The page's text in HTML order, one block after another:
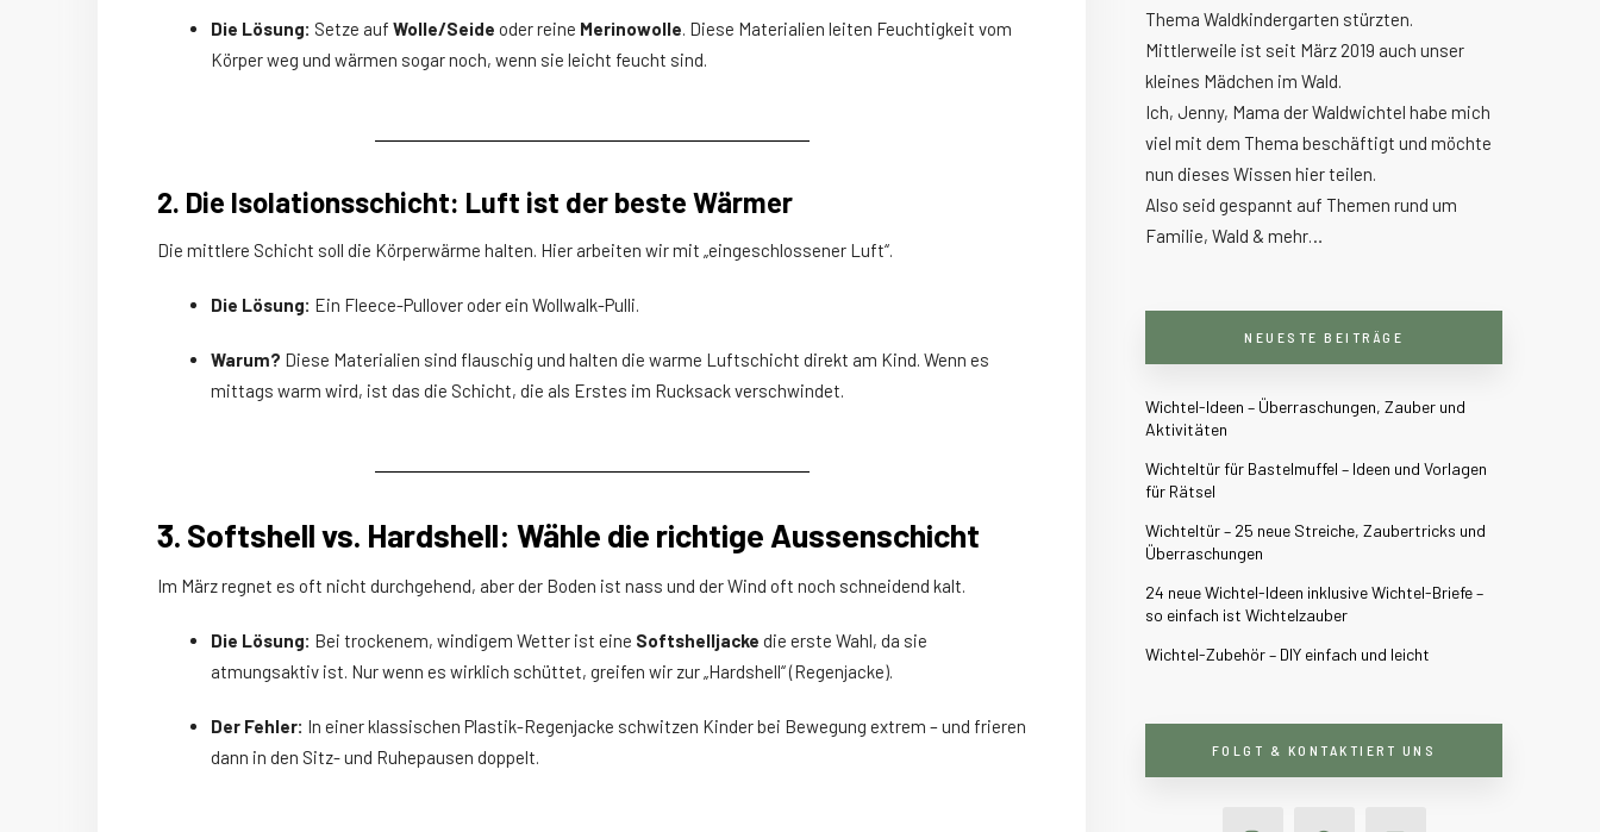
Die Lösung: Setze auf Wolle/Seide oder reine Merinowolle. Diese Materialien leiten Feuchtigkeit vom
Körper weg und wärmen sogar noch, wenn sie leicht feucht sind.
2. Die Isolationsschicht: Luft ist der beste Wärmer
Die mittlere Schicht soll die Körperwärme halten. Hier arbeiten wir mit „eingeschlossener Luft“.
Die Lösung: Ein Fleece-Pullover oder ein Wollwalk-Pulli.
Warum? Diese Materialien sind flauschig und halten die warme Luftschicht direkt am Kind. Wenn es
mittags warm wird, ist das die Schicht, die als Erstes im Rucksack verschwindet.
3. Softshell vs. Hardshell: Wähle die richtige Aussenschicht
Im März regnet es oft nicht durchgehend, aber der Boden ist nass und der Wind oft noch schneidend kalt.
Die Lösung: Bei trockenem, windigem Wetter ist eine Softshelljacke die erste Wahl, da sie
atmungsaktiv ist. Nur wenn es wirklich schüttet, greifen wir zur „Hardshell“ (Regenjacke).
Der Fehler: In einer klassischen Plastik-Regenjacke schwitzen Kinder bei Bewegung extrem – und frieren
dann in den Sitz- und Ruhepausen doppelt.
Thema Waldkindergarten stürzten.
Mittlerweile ist seit März 2019 auch unser
kleines Mädchen im Wald.
Ich, Jenny, Mama der Waldwichtel habe mich
viel mit dem Thema beschäftigt und möchte
nun dieses Wissen hier teilen.
Also seid gespannt auf Themen rund um
Familie, Wald & mehr…
NEUESTE BEITRÄGE
Wichtel-Ideen – Überraschungen, Zauber und
Aktivitäten
Wichteltür für Bastelmuffel – Ideen und Vorlagen
für Rätsel
Wichteltür – 25 neue Streiche, Zaubertricks und
Überraschungen
24 neue Wichtel-Ideen inklusive Wichtel-Briefe –
so einfach ist Wichtelzauber
Wichtel-Zubehör – DIY einfach und leicht
FOLGT & KONTAKTIERT UNS